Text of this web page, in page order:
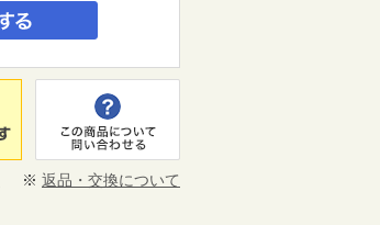
※ 返品・交換について